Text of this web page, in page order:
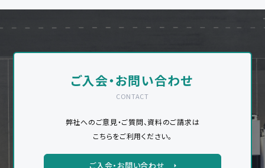
ご入会・お問い合わせ
CONTACT
弊社へのご意見・ご質問、資料のご請求は
こちらをご利用ください。
ご入会・お問い合わせ